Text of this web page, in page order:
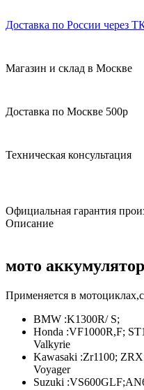
Доставка по России
Магазин и склад в Москве
Доставка по Москве 500р
Техническая консультация
Официальная гарантия
Описание
мото
Применяется в
BMW :K1300R/ S;
Honda :VF1000R,F;
Valkyrie
Kawasaki :Zr1100;
Voyager
Suzuki